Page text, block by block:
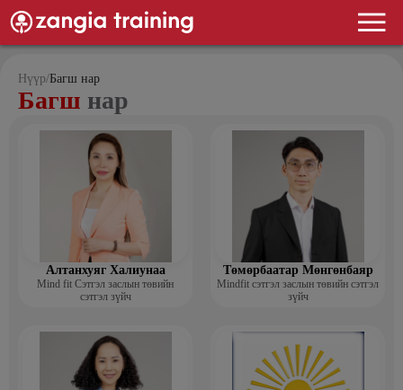
Нүүр/Багш нар
Багш нар
Алтанхуяг Халиунаа
Mind fit Сэтгэл заслын төвийн
сэтгэл зүйч
Төмөрбаатар Мөнгөнбаяр
Mindfit сэтгэл заслын төвийн сэтгэл
зүйч